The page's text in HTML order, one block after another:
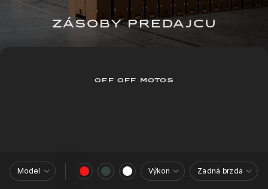
ZÁSOBY PREDAJCU
OFF OFF MOTOS
Model Výkon Zadná brzda